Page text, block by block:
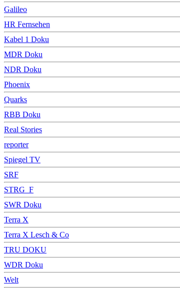
Galileo
HR Fernsehen
Kabel 1 Doku
MDR Doku
NDR Doku
Phoenix
Quarks
RBB Doku
Real Stories
reporter
Spiegel TV
SRF
STRG_F
SWR Doku
Terra X
Terra X Lesch & Co
TRU DOKU
WDR Doku
Welt